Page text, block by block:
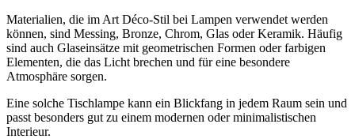
Materialien, die im Art Déco-Stil bei Lampen verwendet werden
können, sind Messing, Bronze, Chrom, Glas oder Keramik. Häufig
sind auch Glaseinsätze mit geometrischen Formen oder farbigen
Elementen, die das Licht brechen und für eine besondere
Atmosphäre sorgen.
Eine solche Tischlampe kann ein Blickfang in jedem Raum sein und
passt besonders gut zu einem modernen oder minimalistischen
Interieur.